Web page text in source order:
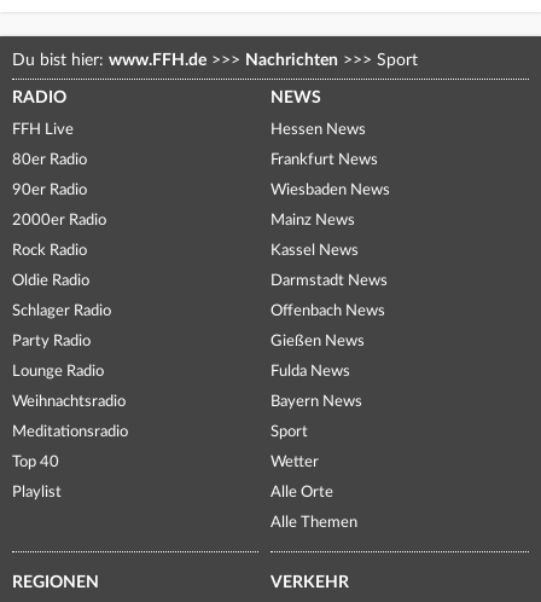
Du bist hier: www.FFH.de >>> Nachrichten >>> Sport
RADIO
FFH Live
80er Radio
90er Radio
2000er Radio
Rock Radio
Oldie Radio
Schlager Radio
Party Radio
Lounge Radio
Weihnachtsradio
Meditationsradio
Top 40
Playlist
NEWS
Hessen News
Frankfurt News
Wiesbaden News
Mainz News
Kassel News
Darmstadt News
Offenbach News
Gießen News
Fulda News
Bayern News
Sport
Wetter
Alle Orte
Alle Themen
REGIONEN VERKEHR